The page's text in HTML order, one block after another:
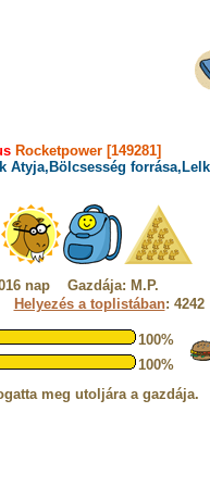
Rocketpower [149281]
Atyja,Bölcsesség
nap Gazdája: M.P.
Helyezés a toplistában: 4242
100%
100%
meg utoljára a gazdája.